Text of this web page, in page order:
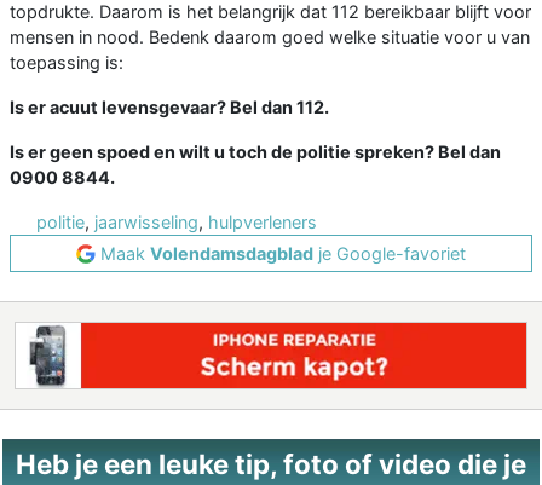
topdrukte. Daarom is het belangrijk dat 112 bereikbaar blijft voor
mensen in nood. Bedenk daarom goed welke situatie voor u van
toepassing is:
Is er acuut levensgevaar? Bel dan 112.
Is er geen spoed en wilt u toch de politie spreken? Bel dan
0900 8844.
politie, jaarwisseling, hulpverleners
Maak Volendamsdagblad je Google-favoriet
Heb je een leuke tip, foto of video die je